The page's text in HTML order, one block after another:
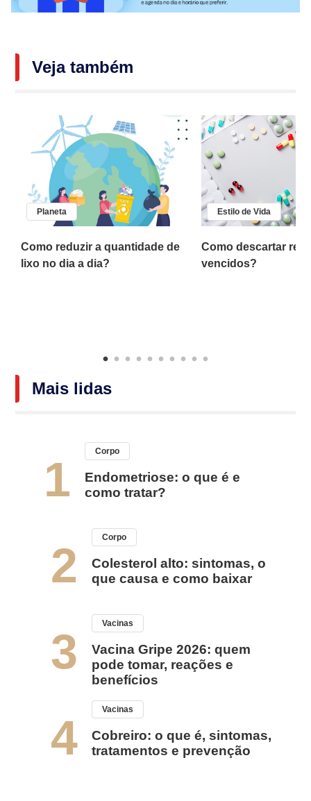
Veja também
Planeta
Como reduzir a quantidade de
lixo no dia a dia?
Estilo de Vida
Como descartar
vencidos?
Mais lidas
1
Corpo
Endometriose: o que é e
como tratar?
2
Corpo
Colesterol alto: sintomas, o
que causa e como baixar
3
Vacinas
Vacina Gripe 2026: quem
pode tomar, reações e
benefícios
4
Vacinas
Cobreiro: o que é, sintomas,
tratamentos e prevenção